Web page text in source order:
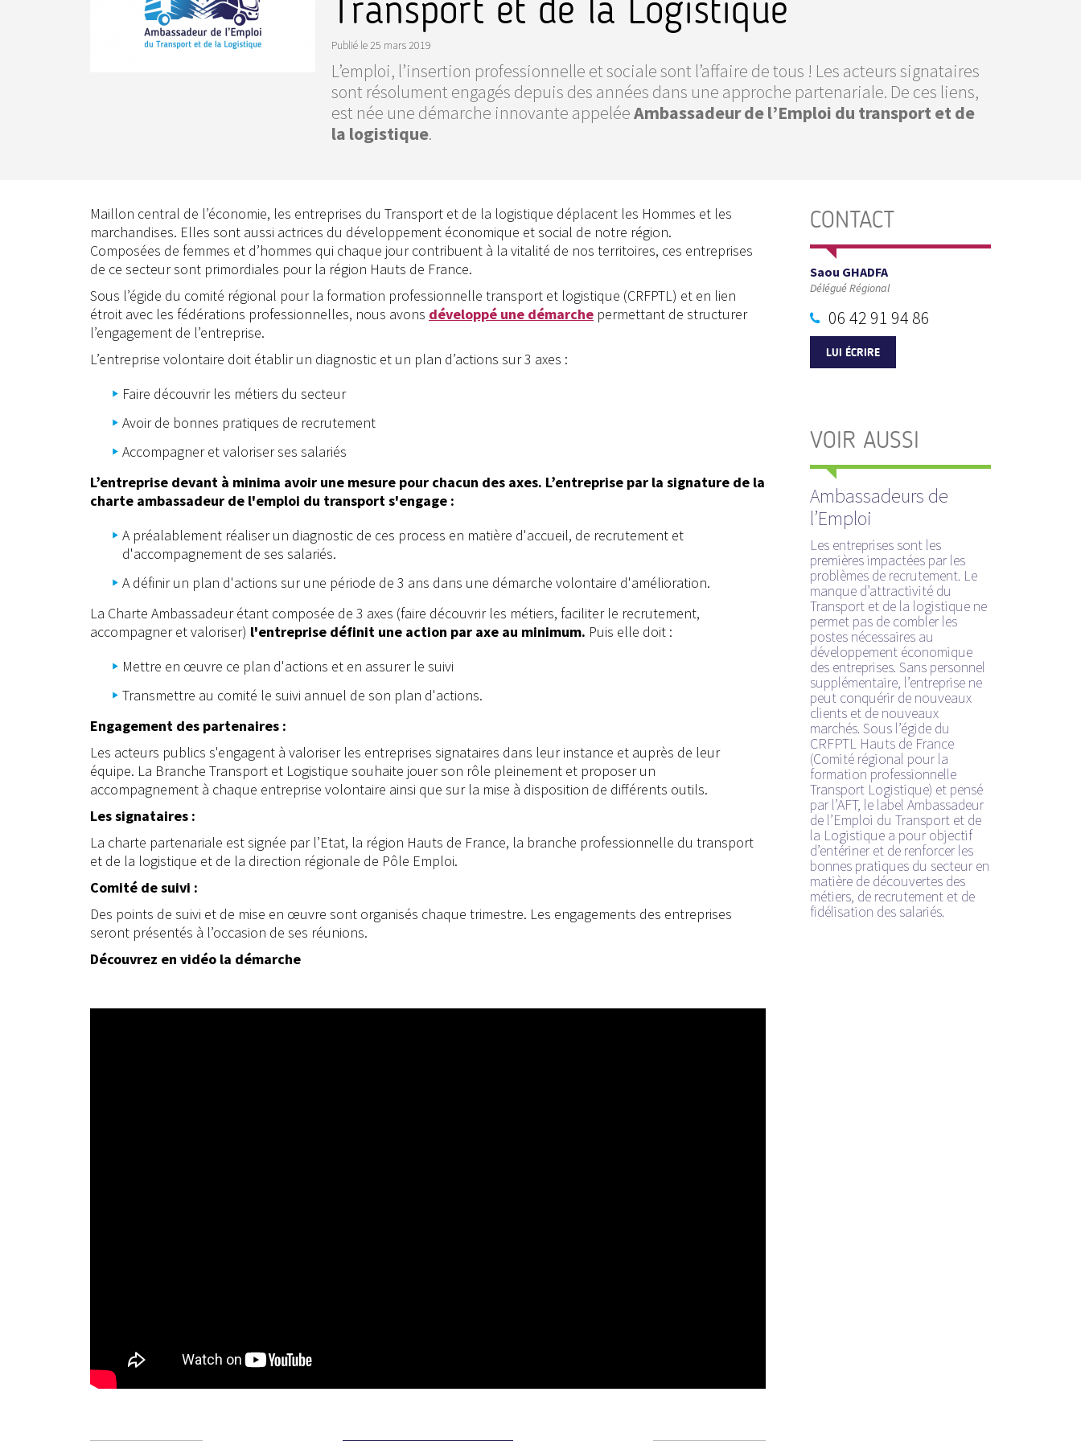
Transport et de la Logistique
Publié le 25 mars 2019
L’emploi, l’insertion professionnelle et sociale sont l’affaire de tous ! Les acteurs signataires
sont résolument engagés depuis des années dans une approche partenariale. De ces liens,
est née une démarche innovante appeléeAmbassadeur de l’Emploi du transport et de
la logistique.
Maillon central de l’économie, les entreprises du Transport et de la logistique déplacent les Hommes et les
marchandises. Elles sont aussi actrices du développement économique et social de notre région.
Composées de femmes et d’hommes qui chaque jour contribuent à la vitalité de nos territoires, ces entreprises
de ce secteur sont primordiales pour la région Hauts de France.
Sous l’égide du comité régional pour la formation professionnelle transport et logistique (CRFPTL) et en lien
étroit avec les fédérations professionnelles, nous avons développé une démarche permettant de structurer
l’engagement de l’entreprise.
L’entreprise volontaire doit établir un diagnostic et un plan d’actions sur 3 axes :
Faire découvrir les métiers du secteur
Avoir de bonnes pratiques de recrutement
Accompagner et valoriser ses salariés
L’entreprise devant à minima avoir une mesure pour chacun des axes. L’entreprise par la signature de la
charte ambassadeur de l'emploi du transport s'engage :
A préalablement réaliser un diagnostic de ces process en matière d'accueil, de recrutement et
d'accompagnement de ses salariés.
A définir un plan d'actions sur une période de 3 ans dans une démarche volontaire d'amélioration.
La Charte Ambassadeur étant composée de 3 axes (faire découvrir les métiers, faciliter le recrutement,
accompagner et valoriser) l'entreprise définit une action par axe au minimum. Puis elle doit :
Mettre en œuvre ce plan d'actions et en assurer le suivi
Transmettre au comité le suivi annuel de son plan d'actions.
Engagement des partenaires :
Les acteurs publics s'engagent à valoriser les entreprises signataires dans leur instance et auprès de leur
équipe. La Branche Transport et Logistique souhaite jouer son rôle pleinement et proposer un
accompagnement à chaque entreprise volontaire ainsi que sur la mise à disposition de différents outils.
Les signataires :
La charte partenariale est signée par l’Etat, la région Hauts de France, la branche professionnelle du transport
et de la logistique et de la direction régionale de Pôle Emploi.
Comité de suivi :
Des points de suivi et de mise en œuvre sont organisés chaque trimestre. Les engagements des entreprises
seront présentés à l’occasion de ses réunions.
Découvrez en vidéo la démarche
CONTACT
Saou GHADFA
Délégué Régional
06 42 91 94 86
LUI ÉCRIRE
VOIR AUSSI
Ambassadeurs de
l’Emploi
Les entreprises sont les
premières impactées par les
problèmes de recrutement. Le
manque d’attractivité du
Transport et de la logistique ne
permet pas de combler les
postes nécessaires au
développement économique
des entreprises. Sans personnel
supplémentaire, l’entreprise ne
peut conquérir de nouveaux
clients et de nouveaux
marchés. Sous l’égide du
CRFPTL Hauts de France
(Comité régional pour la
formation professionnelle
Transport Logistique) et pensé
par l’AFT, le label Ambassadeur
de l’Emploi du Transport et de
la Logistique a pour objectif
d’entériner et de renforcer les
bonnes pratiques du secteur en
matière de découvertes des
métiers, de recrutement et de
fidélisation des salariés.